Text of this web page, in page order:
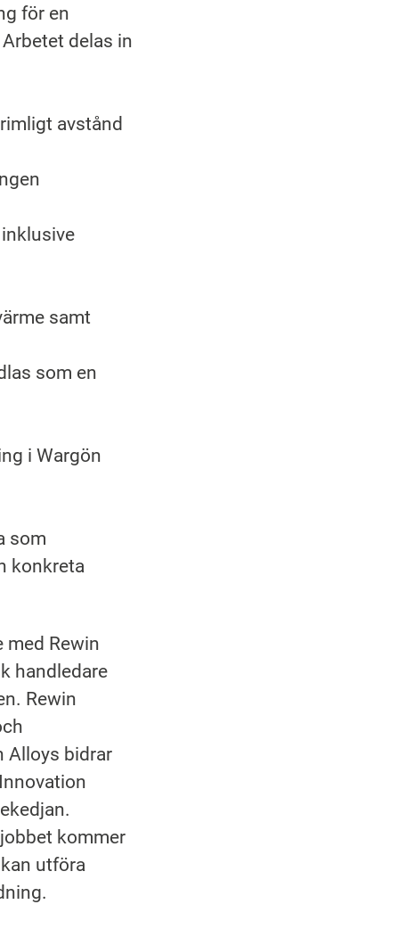
för en
delas in
avstånd
samt
som en
i Wargön
som
konkreta
med Rewin
handledare
Rewin
Alloys bidrar
kommer
utföra